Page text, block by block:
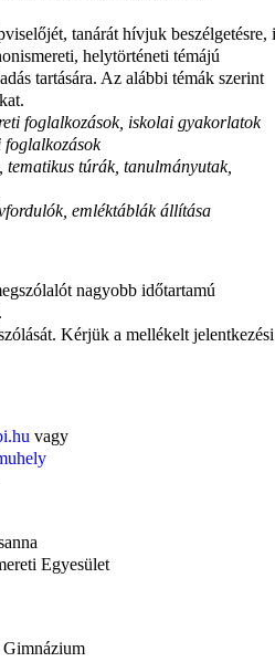
tanárát hívjuk beszélgetésre,
helytörténeti témájú
tartására. Az alábbi témák szerint
foglalkozások, iskolai gyakorlatok
foglalkozások
tematikus túrák, tanulmányutak,
emléktáblák állítása
nagyobb időtartamú
Kérjük a mellékelt
vagy
Egyesület
Gimnázium